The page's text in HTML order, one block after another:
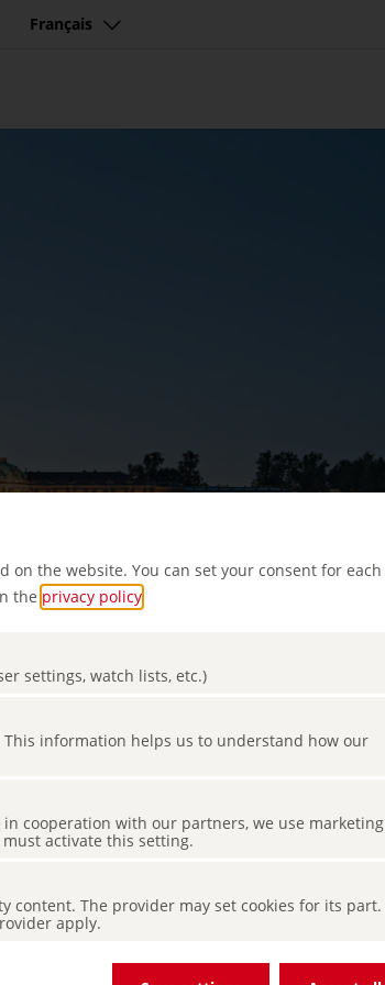
on the website. You can set your consent for each
the privacy policy
settings, watch lists, etc.)
information helps us to understand how our
cooperation with our partners, we use marketing
activate this setting.
The provider may set cookies for its part.
apply.
Français